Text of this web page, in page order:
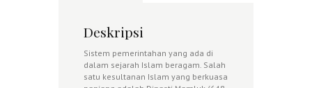
Deskripsi
Sistem pemerintahan yang ada di
dalam sejarah Islam beragam. Salah
satu kesultanan Islam yang berkuasa